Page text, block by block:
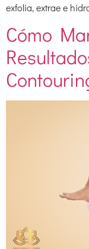
exfolia, extrae e
Cómo